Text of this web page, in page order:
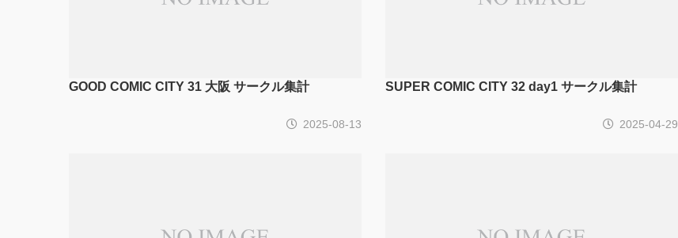
GOOD COMIC CITY 31 大阪 サークル集計
2025-08-13
SUPER COMIC CITY 32 day1 サークル集計
2025-04-29